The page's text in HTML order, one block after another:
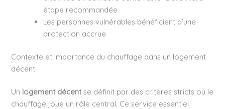
étape recommandée
Les personnes vulnérables bénéficient d’une
protection accrue
Contexte et importance du chauffage dans un logement
décent
Un logement décent se définit par des critères stricts où le
chauffage joue un rôle central. Ce service essentiel